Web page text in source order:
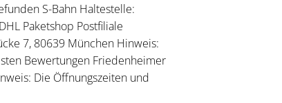
S-Bahn Haltestelle:
Paketshop Postfiliale
7, 80639 München Hinweis:
Bewertungen Friedenheimer
Die Öffnungszeiten und